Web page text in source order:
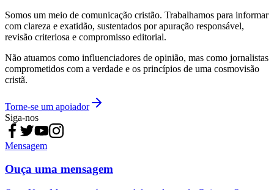
Somos um meio de comunicação cristão. Trabalhamos para informar
com clareza e exatidão, sustentados por apuração responsável,
revisão criteriosa e compromisso editorial.
Não atuamos como influenciadores de opinião, mas como jornalistas
comprometidos com a verdade e os princípios de uma cosmovisão
cristã.
Torne-se um apoiador
Siga-nos
Mensagem
Ouça uma mensagem